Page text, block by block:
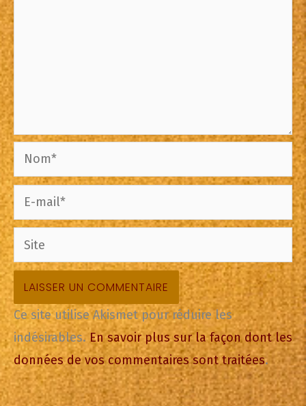
Nom*
mail*
Site
Ce site utilise Akismet pour réduire les
indésirables.En savoir plus sur la façon dont les
données de vos commentaires sont traitées.